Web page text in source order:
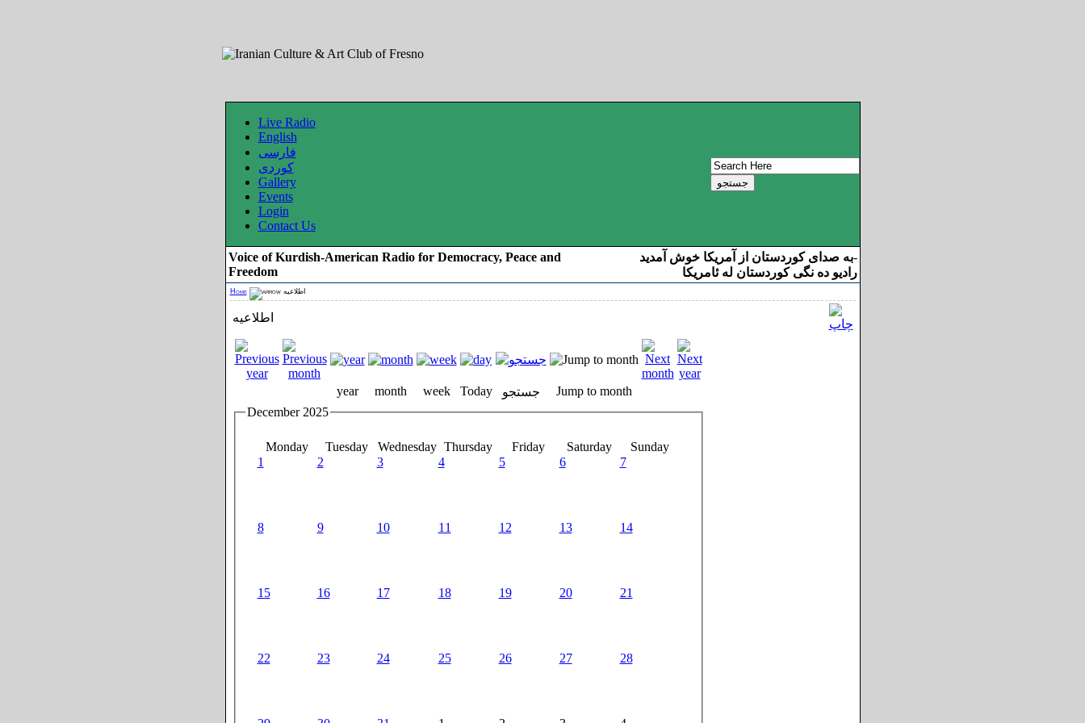
Live Radio
English
فارسی
کوردی
Gallery
Events
Login
Contact Us
به صدای کوردستان از آمریکا خوش آمدید-
رادیو ده نگی کوردستان له ئامریکا
Voice of Kurdish-American Radio for Democracy, Peace and
Freedom
Home اطلاعیه
اطلاعیه
year month week Today جستجو
Jump to month
December 2025
Monday Tuesday Wednesday Thursday Friday Saturday
Sunday
1
2 3 4 5 6 7
8 9 10 11 12 13 14
15 16 17 18 19 20 21
22 23 24 25 26 27 28